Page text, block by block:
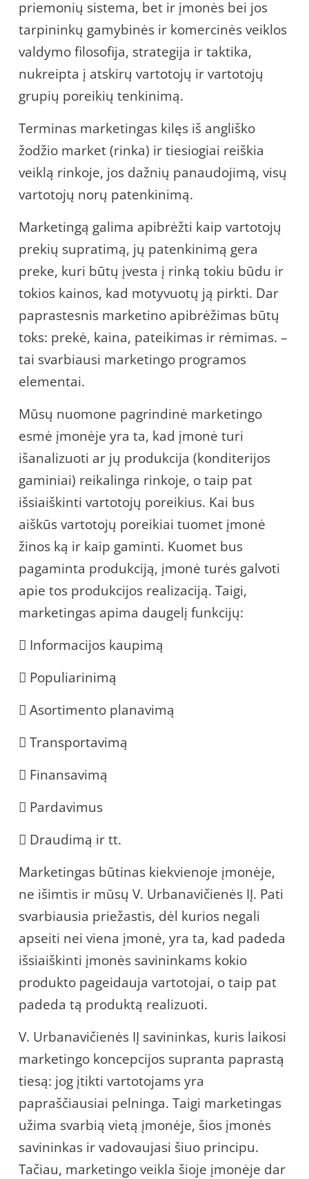
priemonių sistema, bet ir įmonės bei jos
tarpininkų gamybinės ir komercinės veiklos
valdymo filosofija, strategija ir taktika,
nukreipta į atskirų vartotojų ir vartotojų
grupių poreikių tenkinimą.
Terminas marketingas kilęs iš angliško
žodžio market (rinka) ir tiesiogiai reiškia
veiklą rinkoje, jos dažnių panaudojimą, visų
vartotojų norų patenkinimą.
Marketingą galima apibrėžti kaip vartotojų
prekių supratimą, jų patenkinimą gera
preke, kuri būtų įvesta į rinką tokiu būdu ir
tokios kainos, kad motyvuotų ją pirkti. Dar
paprastesnis marketino apibrėžimas būtų
toks: prekė, kaina, pateikimas ir rėmimas. –
tai svarbiausi marketingo programos
elementai.
Mūsų nuomone pagrindinė marketingo
esmė įmonėje yra ta, kad įmonė turi
išanalizuoti ar jų produkcija (konditerijos
gaminiai) reikalinga rinkoje, o taip pat
išsiaiškinti vartotojų poreikius. Kai bus
aiškūs vartotojų poreikiai tuomet įmonė
žinos ką ir kaip gaminti. Kuomet bus
pagaminta produkciją, įmonė turės galvoti
apie tos produkcijos realizaciją. Taigi,
marketingas apima daugelį funkcijų:
 Informacijos kaupimą
 Populiarinimą
 Asortimento planavimą
 Transportavimą
 Finansavimą
 Pardavimus
 Draudimą ir tt.
Marketingas būtinas kiekvienoje įmonėje,
ne išimtis ir mūsų V. Urbanavičienės IĮ. Pati
svarbiausia priežastis, dėl kurios negali
apseiti nei viena įmonė, yra ta, kad padeda
išsiaiškinti įmonės savininkams kokio
produkto pageidauja vartotojai, o taip pat
padeda tą produktą realizuoti.
V. Urbanavičienės IĮ savininkas, kuris laikosi
marketingo koncepcijos supranta paprastą
tiesą: jog įtikti vartotojams yra
papraščiausiai pelninga. Taigi marketingas
užima svarbią vietą įmonėje, šios įmonės
savininkas ir vadovaujasi šiuo principu.
Tačiau, marketingo veikla šioje įmonėje dar